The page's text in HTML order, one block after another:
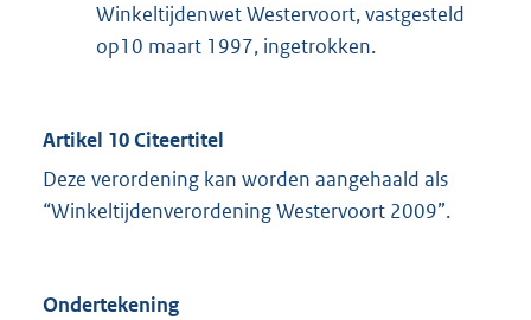
Winkeltijdenwet Westervoort, vastgesteld
op10 maart 1997, ingetrokken.
Artikel 10 Citeertitel
Deze verordening kan worden aangehaald als
“Winkeltijdenverordening Westervoort 2009”.
Ondertekening